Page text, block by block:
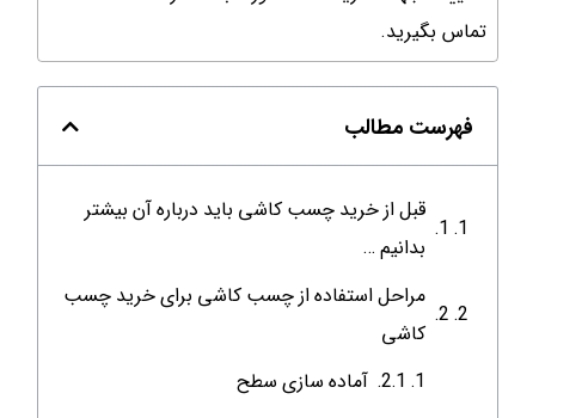
تماس بگیرید.
فهرست مطالب
قبل از خرید چسب کاشی باید درباره آن بیشتر
بدانیم …
مراحل استفاده از چسب کاشی برای خرید چسب
کاشی
آماده سازی سطح